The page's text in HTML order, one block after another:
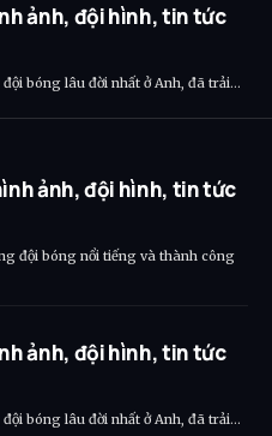
ảnh, đội hình, tin tức
bóng lâu đời nhất ở Anh, đã trải…
ảnh, đội hình, tin tức
đội bóng nổi tiếng và thành công
ảnh, đội hình, tin tức
bóng lâu đời nhất ở Anh, đã trải…